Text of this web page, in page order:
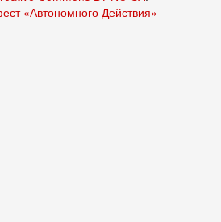
«Автономного Действия»